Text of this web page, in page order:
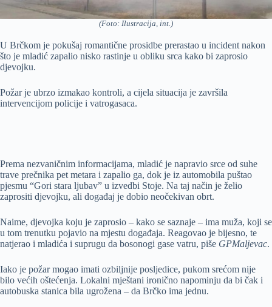
(Foto: Ilustracija, int.)
U Brčkom je pokušaj romantične prosidbe prerastao u incident nakon
što je mladić zapalio nisko rastinje u obliku srca kako bi zaprosio
djevojku.
Požar je ubrzo izmakao kontroli, a cijela situacija je završila
intervencijom policije i vatrogasaca.
Prema nezvaničnim informacijama, mladić je napravio srce od suhe
trave prečnika pet metara i zapalio ga, dok je iz automobila puštao
pjesmu “Gori stara ljubav” u izvedbi Stoje. Na taj način je želio
zaprositi djevojku, ali događaj je dobio neočekivan obrt.
Naime, djevojka koju je zaprosio – kako se saznaje – ima muža, koji se
u tom trenutku pojavio na mjestu događaja. Reagovao je bijesno, te
natjerao i mladića i suprugu da bosonogi gase vatru, piše GPMaljevac.
Iako je požar mogao imati ozbiljnije posljedice, pukom srećom nije
bilo većih oštećenja. Lokalni mještani ironično napominju da bi čak i
autobuska stanica bila ugrožena – da Brčko ima jednu.